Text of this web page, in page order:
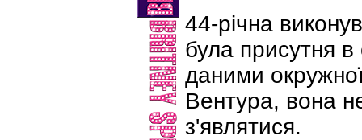
44-річна
була присутня в
даними
Вентура, вона
з'являтися.